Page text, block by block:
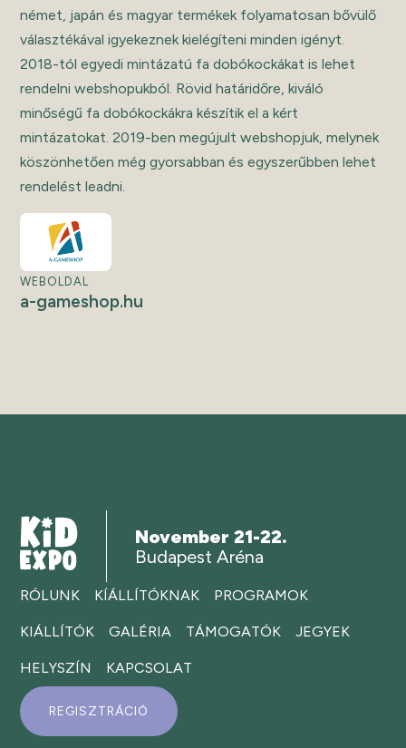
német, japán és magyar termékek folyamatosan bővülő
választékával igyekeznek kielégíteni minden igényt.
2018-tól egyedi mintázatú fa dobókockákat is lehet
rendelni webshopukból. Rövid határidőre, kiváló
minőségű fa dobókockákra készítik el a kért
mintázatokat. 2019-ben megújult webshopjuk, melynek
köszönhetően még gyorsabban és egyszerűbben lehet
rendelést leadni.
WEBOLDAL
a-gameshop.hu
November 21-22.
Budapest Aréna
RÓLUNK KÍÁLLÍTÓKNAK PROGRAMOK
KIÁLLÍTÓK GALÉRIA TÁMOGATÓK JEGYEK
HELYSZÍN KAPCSOLAT
REGISZTRÁCIÓ